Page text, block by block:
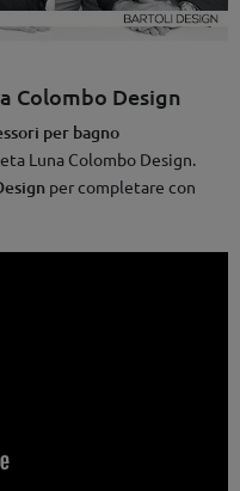
Colombo Design
per bagno
Luna Colombo Design.
per completare con